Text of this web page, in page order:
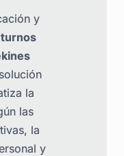
y
turnos
la
las
la
y